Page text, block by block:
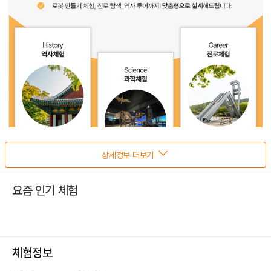
상세정보 더보기
요즘 인기 체험
체험정보